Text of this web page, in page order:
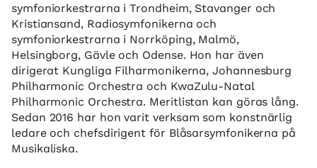
symfoniorkestrarna i Trondheim, Stavanger och
Kristiansand, Radiosymfonikerna och
symfoniorkestrarna i Norrköping, Malmö,
Helsingborg, Gävle och Odense. Hon har även
dirigerat Kungliga Filharmonikerna, Johannesburg
Philharmonic Orchestra och KwaZulu-Natal
Philharmonic Orchestra. Meritlistan kan göras lång.
Sedan 2016 har hon varit verksam som konstnärlig
ledare och chefsdirigent för Blåsarsymfonikerna på
Musikaliska.